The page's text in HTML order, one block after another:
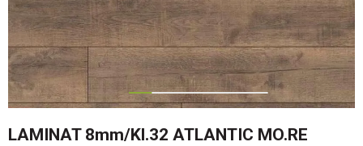
2 3 4 5
LAMINAT 8mm/Kl.32 ATLANTIC MO.RE